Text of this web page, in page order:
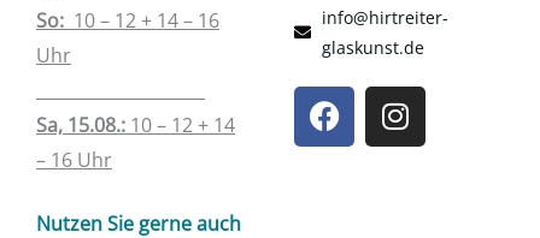
So: 10 – 12 + 14 – 16
Uhr
Sa, 15.08.: 10 – 12 + 14
– 16 Uhr
Nutzen Sie gerne auch
info@hirtreiter-
glaskunst.de
F
a
c
I
n
s